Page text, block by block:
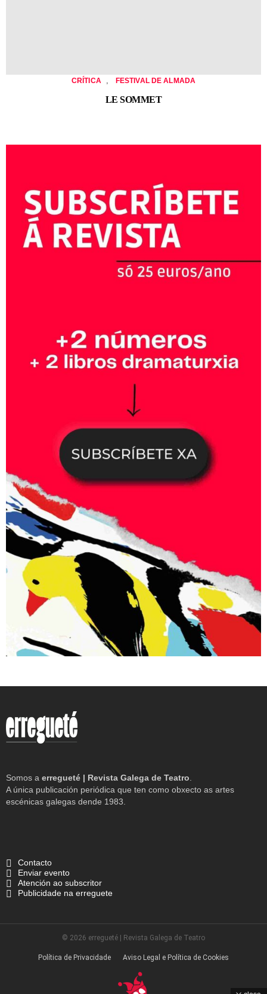
CRÍTICA FESTIVAL DE ALMADA
LE SOMMET
Somos a erregueté | Revista Galega de Teatro
A única publicación periódica que ten como obxecto as artes
escénicas galegas dende 1983.
Contacto
Enviar evento
Atención ao subscritor
Publicidade na erreguete
© 2026 erregueté | Revista Galega de Teatro
Política de Privacidade Aviso Legal e Política de Cookies